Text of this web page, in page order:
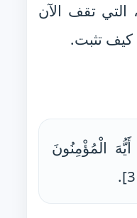
التي تقف الآن
كيف تثبت.
الْمُؤْمِنُونَ